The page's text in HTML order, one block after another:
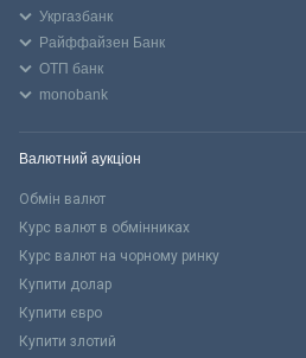
Укргазбанк
Райффайзен Банк
ОТП банк
monobank
Валютний аукціон
Обмін валют
Курс валют в обмінниках
Курс валют на чорному ринку
Купити долар
Купити євро
Купити злотий